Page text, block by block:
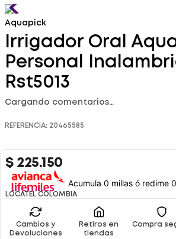
Aquapick
Irrigador Oral
Personal
Rst5013
Cargando comentarios…
REFERENCIA: 20465585
$ 225.150
Acumula 0 millas ó redime
LOCATEL COLOMBIA
Cambios y
Devoluciones
Retiros en
tiendas
Compra